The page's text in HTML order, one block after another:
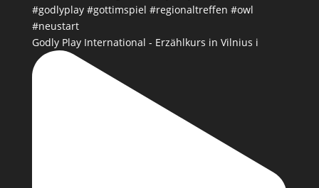
Godly Play International - Erzählkurs in Vilnius i